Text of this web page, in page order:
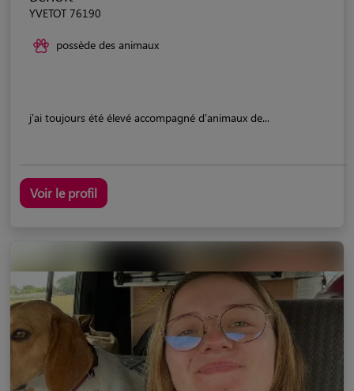
YVETOT 76190
possède des animaux
j'ai toujours été élevé accompagné d'animaux de...
Voir le profil